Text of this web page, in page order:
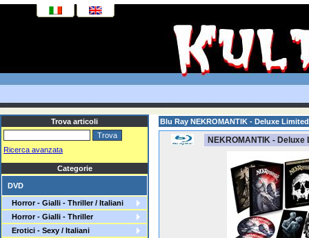
Trova articoli
Ricerca avanzata
Categorie
DVD
Horror - Gialli - Thriller / Italiani
Horror - Gialli - Thriller
Erotici - Sexy / Italiani
Blu Ray NEKROMANTIK - Deluxe
NEKROMANTIK -